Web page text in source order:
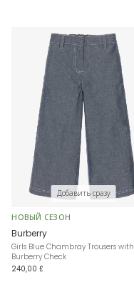
Добавить сразу
НОВЫЙ СЕЗОН
Burberry
Girls Blue Chambray Trousers with
Burberry Check
240,00 £